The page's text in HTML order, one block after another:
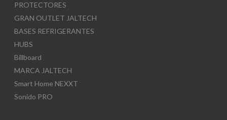
PROTECTORES
GRAN OUTLET JALTECH
BASES REFRIGERANTES
HUBS
Billboard
MARCA JALTECH
Smart Home NEXXT
Sonido PRO